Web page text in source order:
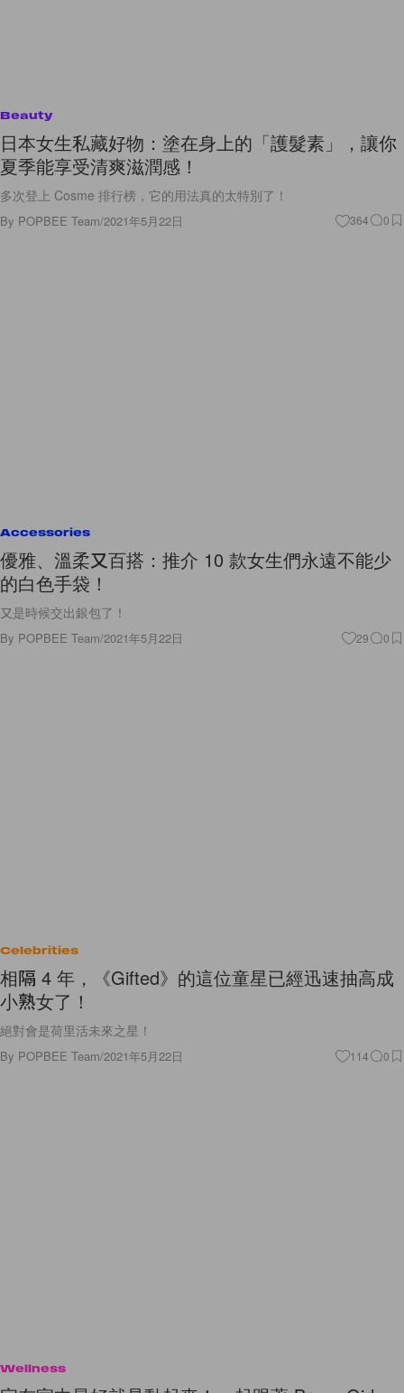
Beauty
日本女生私藏好物：塗在身上的「護髮素」，讓你
夏季能享受清爽滋潤感！
多次登上 Cosme 排行榜，它的用法真的太特別了！
By POPBEE Team/2021年5月22日 364 0
Accessories
優雅、溫柔又百搭：推介 10 款女生們永遠不能少
的白色手袋！
又是時候交出銀包了！
By POPBEE Team/2021年5月22日 29 0
Celebrities
相隔 4 年，《Gifted》的這位童星已經迅速抽高成
小熟女了！
絕對會是荷里活未來之星！
By POPBEE Team/2021年5月22日 114 0
Wellness